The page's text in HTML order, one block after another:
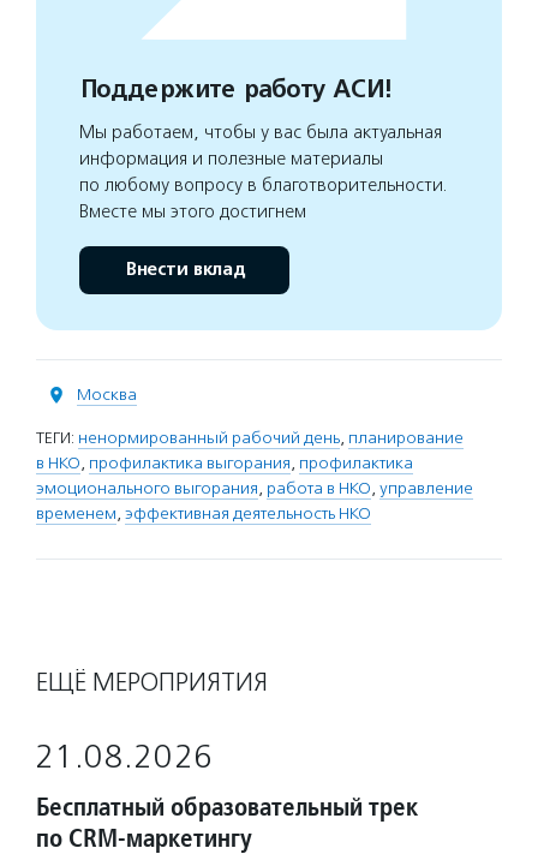
Поддержите работу АСИ!
Мы работаем, чтобы у вас была актуальная
информация и полезные материалы
по любому вопросу в благотворительности.
Вместе мы этого достигнем
Внести вклад
Москва
ТЕГИ: ненормированный рабочий день, планирование
в НКО, профилактика выгорания, профилактика
эмоционального выгорания, работа в НКО, управление
временем, эффективная деятельность НКО
ЕЩЁ МЕРОПРИЯТИЯ
21.08.2026
Бесплатный образовательный трек
по CRM-маркетингу